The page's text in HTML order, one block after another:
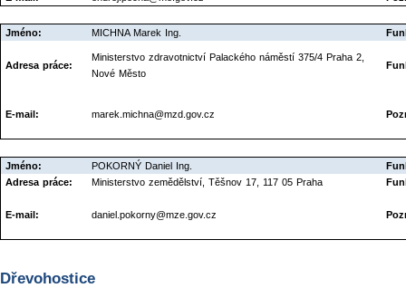
Jméno: MICHNA Marek Ing.
Adresa práce:
Ministerstvo zdravotnictví Palackého náměstí 375/4 Praha 2,
Nové Město
E-mail: marek.michna@mzd.gov.cz
Jméno: POKORNÝ Daniel Ing.
Adresa práce:
Ministerstvo zemědělství, Těšnov 17, 117 05 Praha
E-mail: daniel.pokorny@mze.gov.cz
Dřevohostice